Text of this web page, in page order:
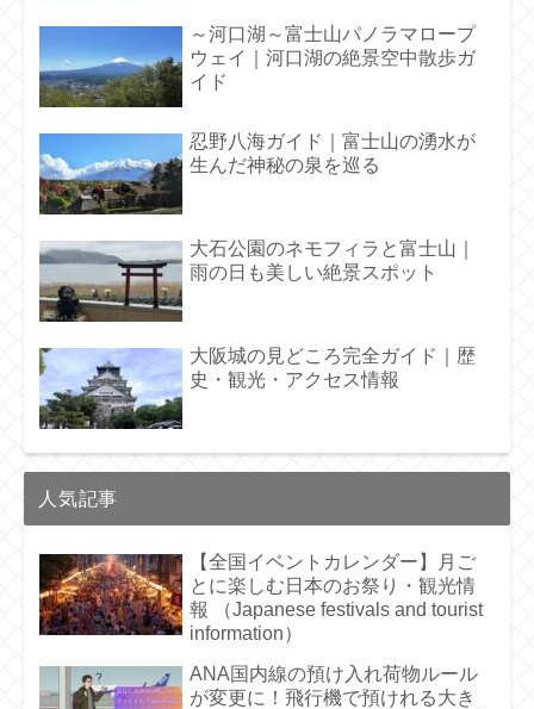
～河口湖～富士山パノラマロープ
ウェイ｜河口湖の絶景空中散歩ガ
イド
忍野八海ガイド｜富士山の湧水が
生んだ神秘の泉を巡る
大石公園のネモフィラと富士山｜
雨の日も美しい絶景スポット
大阪城の見どころ完全ガイド｜歴
史・観光・アクセス情報
人気記事
【全国イベントカレンダー】月ご
とに楽しむ日本のお祭り・観光情
報 （Japanese festivals and tourist
information）
ANA国内線の預け入れ荷物ルール
が変更に！飛行機で預けれる大き